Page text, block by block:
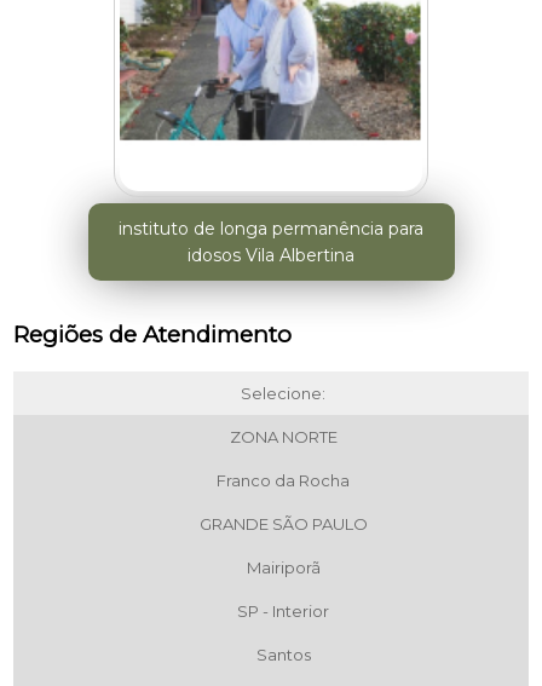
instituto de longa permanência para
idosos Vila Albertina
Regiões de Atendimento
Selecione:
ZONA NORTE
Franco da Rocha
GRANDE SÃO PAULO
Mairiporã
SP - Interior
Santos